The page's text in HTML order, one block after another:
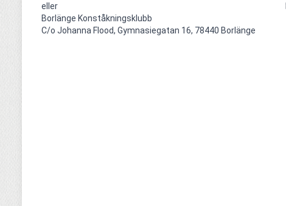
eller
Borlänge Konståkningsklubb
C/o Johanna Flood, Gymnasiegatan 16, 78440 Borlänge